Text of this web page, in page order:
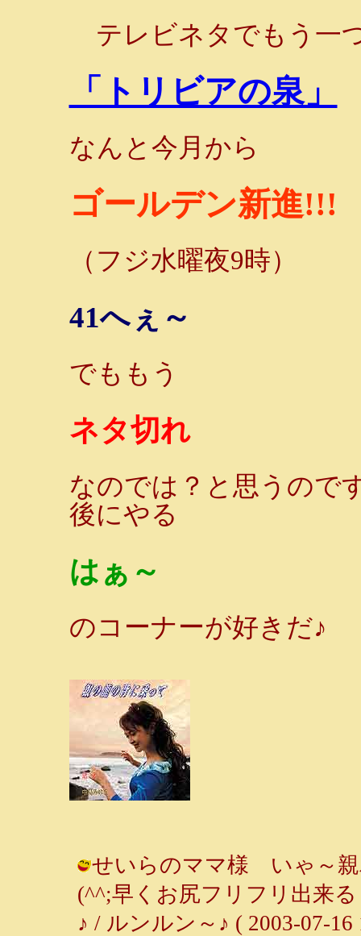
テレビネタでもう一
「トリビアの泉」
なんと今月から
ゴールデン新進!!!
（フジ水曜夜9時）
41へぇ～
でももう
ネタ切れ
なのでは？と思うので
後にやる
はぁ～
のコーナーが好きだ♪
せいらのママ様 いゃ～
(^^;早くお尻フリフリ出来
♪ / ルンルン～♪ ( 2003-07-16